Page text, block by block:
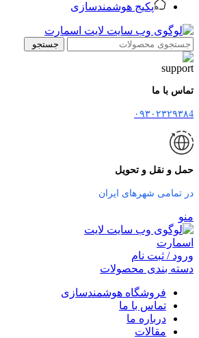
پکیج هوشمندسازی
جستجو
تماس با ما
۰۹۳۰۲۳۲۹۳۸4
حمل و نقل و تحویل
در تمامی شهرهای ایران
منو
ورود / ثبت نام
دسته بندی محصولات
فروشگاه هوشمندسازی
تماس با ما
درباره ما
مقالات